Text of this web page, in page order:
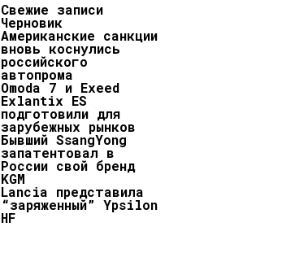
Свежие записи
Черновик
Американские санкции
вновь коснулись
российского
автопрома
Omoda 7 и Exeed
Exlantix ES
подготовили для
зарубежных рынков
Бывший SsangYong
запатентовал в
России свой бренд
KGM
Lancia представила
“заряженный” Ypsilon
HF